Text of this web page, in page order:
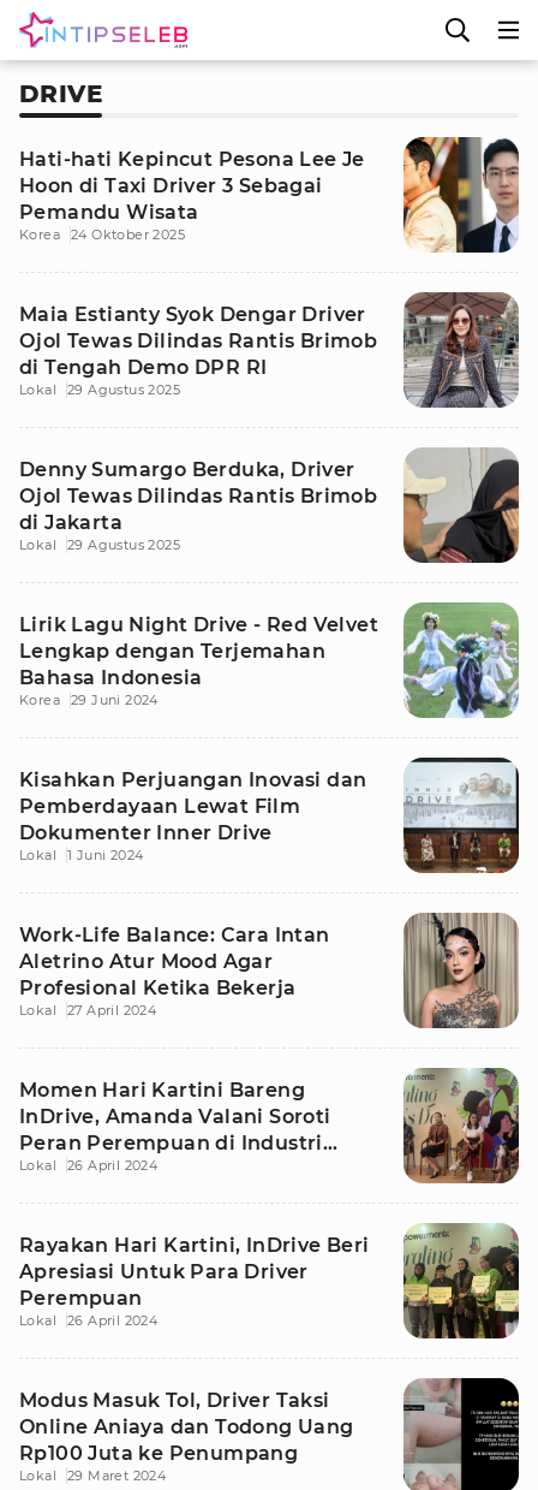
DRIVE
Hati-hati Kepincut Pesona Lee Je
Hoon di Taxi Driver 3 Sebagai
Pemandu Wisata
Korea 24 Oktober 2025
Maia Estianty Syok Dengar Driver
Ojol Tewas Dilindas Rantis Brimob
di Tengah Demo DPR RI
Lokal 29 Agustus 2025
Denny Sumargo Berduka, Driver
Ojol Tewas Dilindas Rantis Brimob
di Jakarta
Lokal 29 Agustus 2025
Lirik Lagu Night Drive - Red Velvet
Lengkap dengan Terjemahan
Bahasa Indonesia
Korea 29 Juni 2024
Kisahkan Perjuangan Inovasi dan
Pemberdayaan Lewat Film
Dokumenter Inner Drive
Lokal 1 Juni 2024
Work-Life Balance: Cara Intan
Aletrino Atur Mood Agar
Profesional Ketika Bekerja
Lokal 27 April 2024
Momen Hari Kartini Bareng
InDrive, Amanda Valani Soroti
Peran Perempuan di Industri
Media
Lokal 26 April 2024
Rayakan Hari Kartini, InDrive Beri
Apresiasi Untuk Para Driver
Perempuan
Lokal 26 April 2024
Modus Masuk Tol, Driver Taksi
Online Aniaya dan Todong Uang
Rp100 Juta ke Penumpang
Lokal 29 Maret 2024